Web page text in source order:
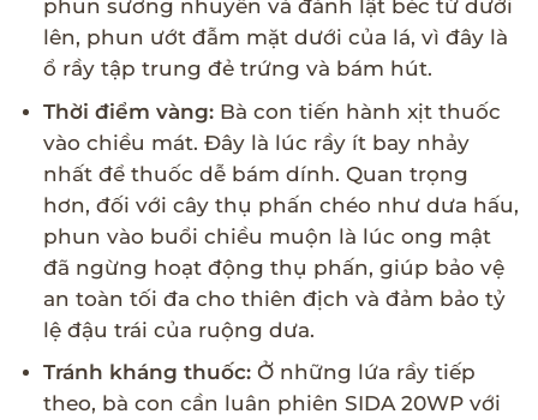
phun sương nhuyễn và đánh lật béc từ dưới
lên, phun ướt đẫm mặt dưới của lá, vì đây là
ổ rầy tập trung đẻ trứng và bám hút.
Thời điểm vàng:Bà con tiến hành xịt thuốc
vào chiều mát. Đây là lúc rầy ít bay nhảy
nhất để thuốc dễ bám dính. Quan trọng
hơn, đối với cây thụ phấn chéo như dưa hấu,
phun vào buổi chiều muộn là lúc ong mật
đã ngừng hoạt động thụ phấn, giúp bảo vệ
an toàn tối đa cho thiên địch và đảm bảo tỷ
lệ đậu trái của ruộng dưa.
Tránh kháng thuốc:Ở những lứa rầy tiếp
theo, bà con cần luân phiên SIDA 20WP với